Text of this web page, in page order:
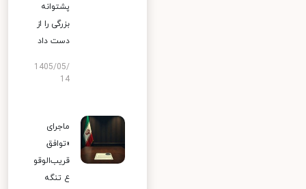
پشتوانه
بزرگی را از
دست داد
1405/05/
14
ماجرای
«توافق
قریب‌الوقو
ع تنگه